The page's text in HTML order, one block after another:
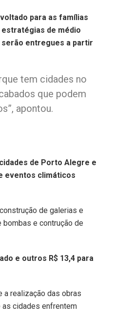
para as famílias
de médio
serão entregues a partir
tem cidades no
que podem
apontou.
de Porto Alegre e
eventos climáticos
de galerias e
bombas e contrução de
e outros R$ 13,4 para
a realização das obras
as cidades enfrentem